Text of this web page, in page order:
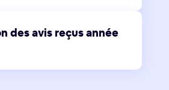
des avis reçus année